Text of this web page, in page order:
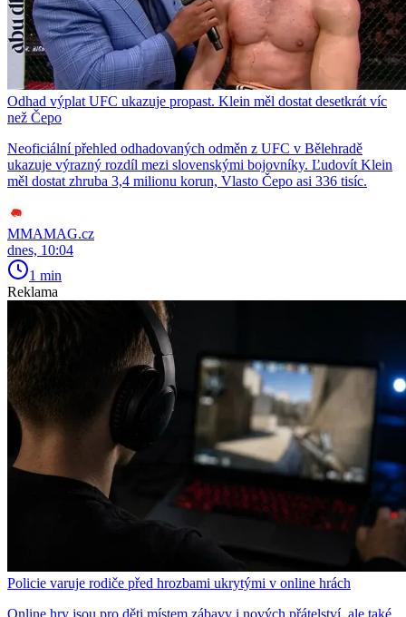
Odhad výplat UFC ukazuje propast. Klein měl dostat desetkrát víc
než Čepo
Neoficiální přehled odhadovaných odměn z UFC v Bělehradě
ukazuje výrazný rozdíl mezi slovenskými bojovníky. Ľudovít Klein
měl dostat zhruba 3,4 milionu korun, Vlasto Čepo asi 336 tisíc.
MMAMAG.cz
dnes, 10:04
1 min
Reklama
Policie varuje rodiče před hrozbami ukrytými v online hrách